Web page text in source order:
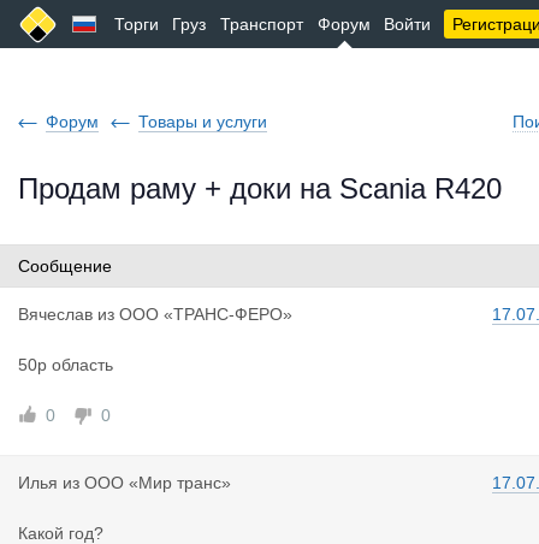
Торги Груз Транспорт Форум Войти
Форум Товары и услуги
Продам раму + доки на Scania R420
Сообщение
Вячеслав из ООО «ТРАНС-ФЕРО»
50р область
0 0
Илья из ООО «Мир транс»
Какой год?